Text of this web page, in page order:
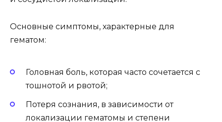
Основные симптомы, характерные для
гематом:
Головная боль, которая часто сочетается с
тошнотой и рвотой;
Потеря сознания, в зависимости от
локализации гематомы и степени